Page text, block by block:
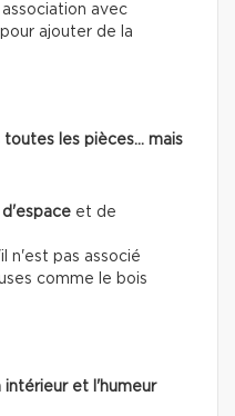
avec
ajouter de la
les pièces… mais
et de
n'est pas associé
comme le bois
intérieur et l'humeur